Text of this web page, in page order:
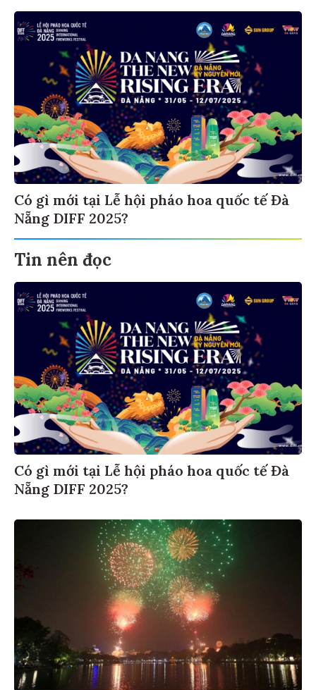
Có gì mới tại Lễ hội pháo hoa quốc tế Đà
Nẵng DIFF 2025?
Tin nên đọc
Có gì mới tại Lễ hội pháo hoa quốc tế Đà
Nẵng DIFF 2025?